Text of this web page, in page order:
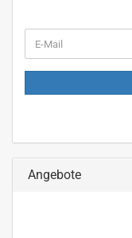
ZUR
E-
Mail
Angebote